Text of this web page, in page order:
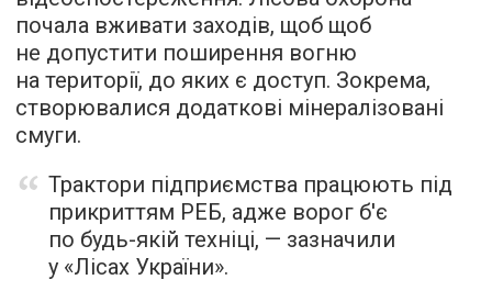
почала вживати заходів, щоб щоб
не допустити поширення вогню
на території, до яких є доступ. Зокрема,
створювалися додаткові мінералізовані
смуги.
Трактори підприємства працюють під
прикриттям РЕБ, адже ворог б'є
по будь-якій техніці, — зазначили
у «Лісах України».